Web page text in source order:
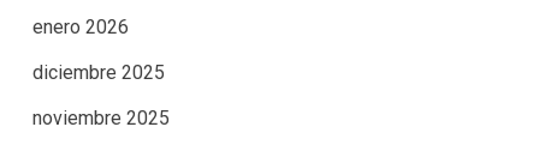
enero 2026
diciembre 2025
noviembre 2025